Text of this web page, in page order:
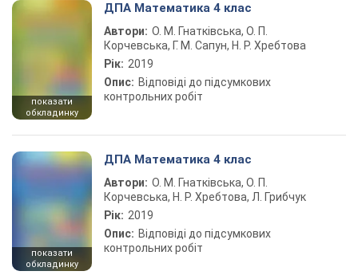
показати
обкладинку
ДПА Математика 4 клас
Автори: О. М. Гнатківська, О. П.
Корчевська, Г. М. Сапун, Н. Р. Хребтова
Рік: 2019
Опис: Відповіді до підсумкових
контрольних робіт
показати
обкладинку
ДПА Математика 4 клас
Автори: О. М. Гнатківська, О. П.
Корчевська, Н. Р. Хребтова, Л. Грибчук
Рік: 2019
Опис: Відповіді до підсумкових
контрольних робіт